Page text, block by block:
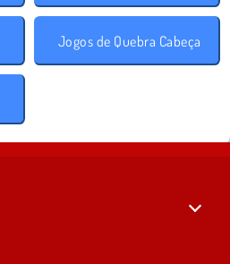
Jogos de Quebra Cabeça